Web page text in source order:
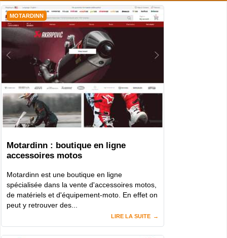
MOTARDINN
Motardinn : boutique en ligne
accessoires motos
Motardinn est une boutique en ligne
spécialisée dans la vente d'accessoires motos,
de matériels et d'équipement-moto. En effet on
peut y retrouver des...
LIRE LA SUITE